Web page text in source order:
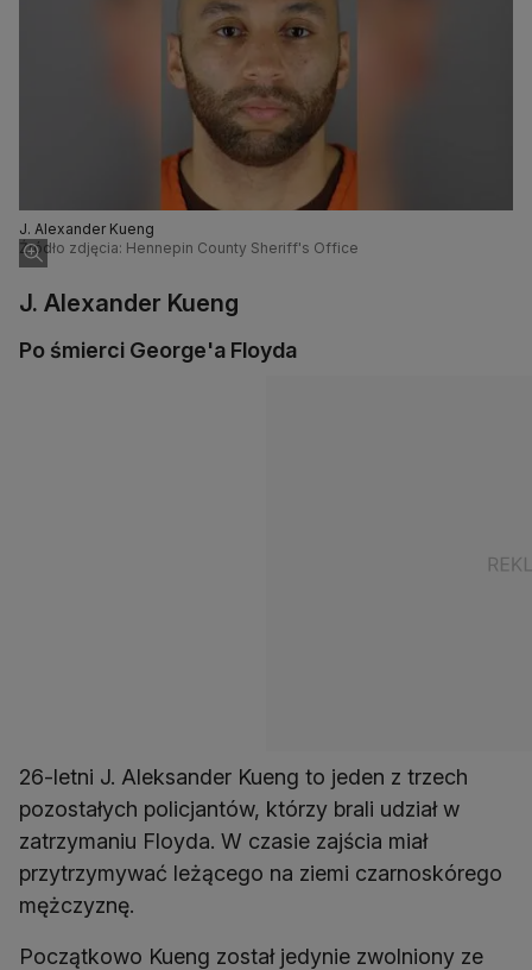
J. Alexander Kueng
Źródło zdjęcia: Hennepin County Sheriff's Office
J. Alexander Kueng
Po śmierci George'a Floyda
26-letni J. Aleksander Kueng to jeden z trzech
pozostałych policjantów, którzy brali udział w
zatrzymaniu Floyda. W czasie zajścia miał
przytrzymywać leżącego na ziemi czarnoskórego
mężczyznę.
Początkowo Kueng został jedynie zwolniony ze